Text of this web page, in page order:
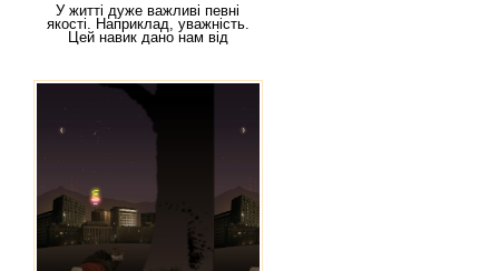
У житті дуже важливі певні
якості. Наприклад, уважність.
Цей навик дано нам від